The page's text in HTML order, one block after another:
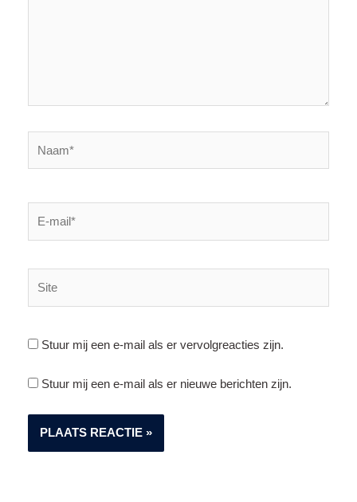
Stuur mij een e-mail als er vervolgreacties zijn.
Stuur mij een e-mail als er nieuwe berichten zijn.